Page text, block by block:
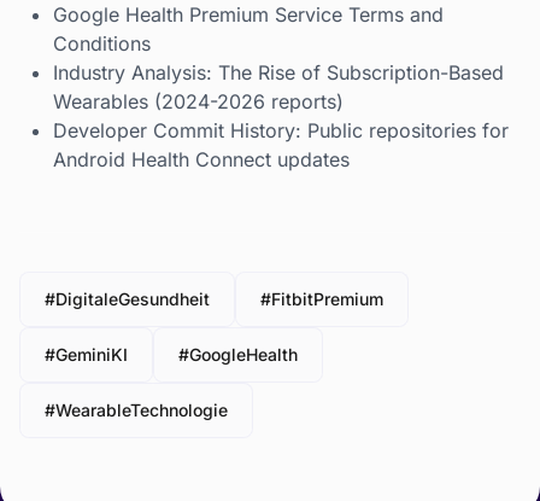
Google Health Premium Service Terms and
Conditions
Industry Analysis: The Rise of Subscription-Based
Wearables (2024-2026 reports)
Developer Commit History: Public repositories for
Android Health Connect updates
#DigitaleGesundheit #FitbitPremium
#GeminiKI #GoogleHealth
#WearableTechnologie